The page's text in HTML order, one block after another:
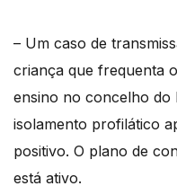
– Um caso de
criança que frequenta
ensino no concelho do
isolamento profilático
positivo. O plano de
está ativo.